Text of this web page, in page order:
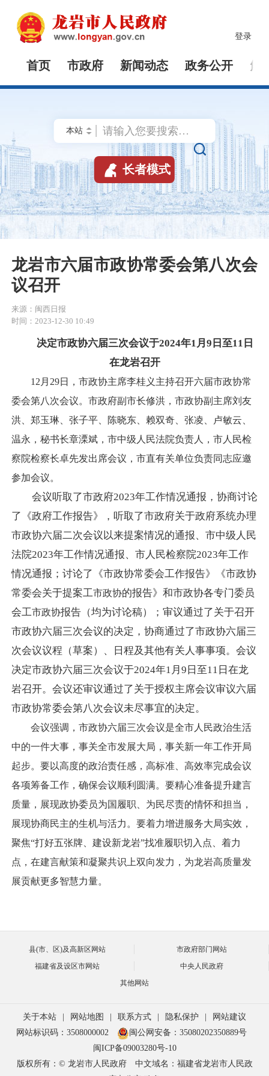
登录
首页 市政府 新闻动态 政务公开 解

 长者模式
龙岩市六届市政协常委会第八次会
议召开
来源：闽西日报
时间：2023-12-30 10:49
决定市政协六届三次会议于2024年1月9日至11日
在龙岩召开
12月29日，市政协主席李桂义主持召开六届市政协常
委会第八次会议。市政府副市长修洪，市政协副主席刘友
洪、郑玉琳、张子平、陈晓东、赖双奇、张凌、卢敏云、
温永，秘书长章溧斌，市中级人民法院负责人，市人民检
察院检察长卓先发出席会议，市直有关单位负责同志应邀
参加会议。
会议听取了市政府2023年工作情况通报，协商讨论
了《政府工作报告》，听取了市政府关于政府系统办理
市政协六届二次会议以来提案情况的通报、市中级人民
法院2023年工作情况通报、市人民检察院2023年工作
情况通报；讨论了《市政协常委会工作报告》《市政协
常委会关于提案工市政协的报告》和市政协各专门委员
会工市政协报告（均为讨论稿）；审议通过了关于召开
市政协六届三次会议的决定，协商通过了市政协六届三
次会议议程（草案）、日程及其他有关人事事项。会议
决定市政协六届三次会议于2024年1月9日至11日在龙
岩召开。会议还审议通过了关于授权主席会议审议六届
市政协常委会第八次会议未尽事宜的决定。
会议强调，市政协六届三次会议是全市人民政治生活
中的一件大事，事关全市发展大局，事关新一年工作开局
起步。要以高度的政治责任感，高标准、高效率完成会议
各项筹备工作，确保会议顺利圆满。要精心准备提升建言
质量，展现政协委员为国履职、为民尽责的情怀和担当，
展现协商民主的生机与活力。要着力增进服务大局实效，
聚焦“打好五张牌、建设新龙岩”找准履职切入点、着力
点，在建言献策和凝聚共识上双向发力，为龙岩高质量发
展贡献更多智慧力量。
县(市、区)及高新区网站
市政府部门网站
福建省及设区市网站
中央人民政府
其他网站
关于本站 网站地图 联系方式 隐私保护
网站建议
网站标识码：3508000002
闽公网安备：35080202350889号
闽ICP备09003280号-10
版权所有：© 龙岩市人民政府
中文域名：福建省龙岩市人民政